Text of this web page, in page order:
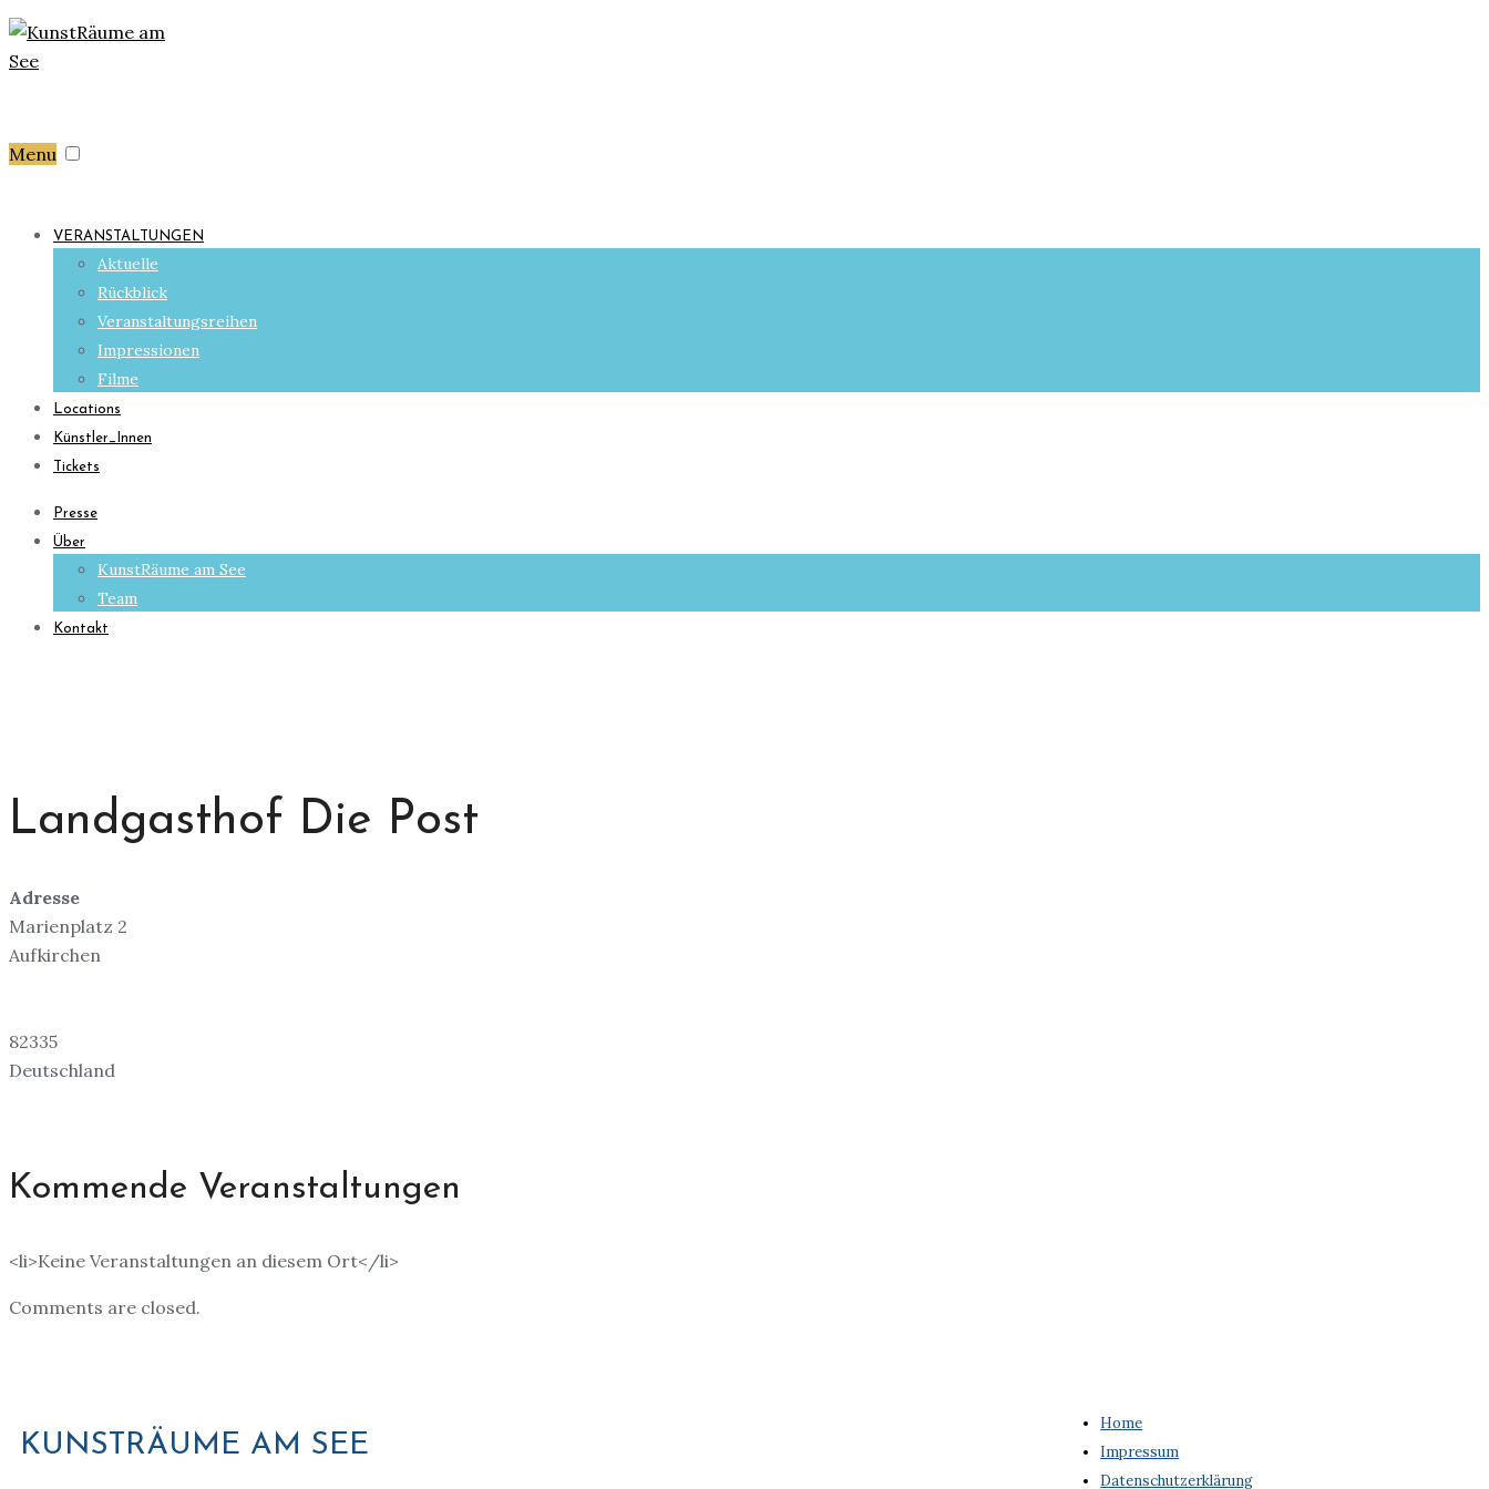
Menu
VERANSTALTUNGEN
Aktuelle
Rückblick
Veranstaltungsreihen
Impressionen
Filme
Locations
Künstler_Innen
Tickets
Presse
Über
KunstRäume am See
Team
Kontakt
Landgasthof Die Post
Adresse
Marienplatz 2
Aufkirchen
82335
Deutschland
Kommende Veranstaltungen
<li>Keine Veranstaltungen an diesem Ort</li>
Comments are closed.
KUNSTRÄUME AM SEE
Home
Impressum
Datenschutzerklärung